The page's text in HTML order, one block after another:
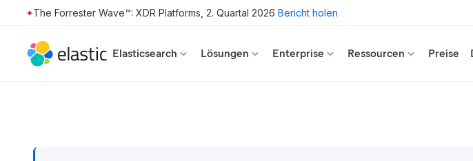
Skip to main content
The Forrester Wave™: XDR Platforms, 2. Quartal 2026 Bericht holen
Elasticsearch Lösungen Enterprise Ressourcen Preise